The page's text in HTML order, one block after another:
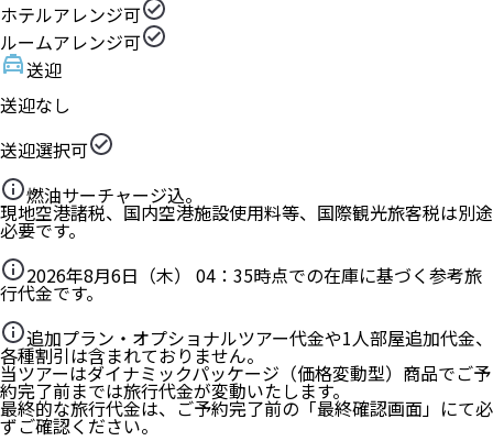
ホテルアレンジ可
ルームアレンジ可
送迎
送迎なし
送迎選択可
燃油サーチャージ込。
現地空港諸税、国内空港施設使用料等、国際観光旅客税は別途
必要です。
2026年8月6日（木） 04：35時点での在庫に基づく参考旅
行代金です。
追加プラン・オプショナルツアー代金や1人部屋追加代金、
各種割引は含まれておりません。
当ツアーはダイナミックパッケージ（価格変動型）商品でご予
約完了前までは旅行代金が変動いたします。
最終的な旅行代金は、ご予約完了前の「最終確認画面」にて必
ずご確認ください。